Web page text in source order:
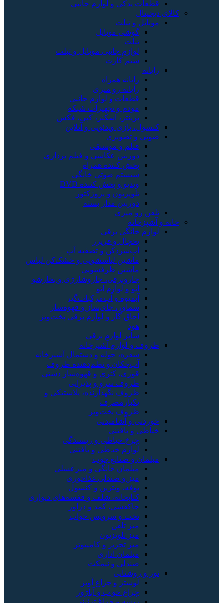
قطعات یدکی و لوازم جانبی
کالای دیجیتال
موبایل و تبلت
گوشی موبایل
تبلت
لوازم جانبی موبایل و تبلت
سیم کارت
رایانه
رایانه همراه
رایانه رو میزی
قطعات و لوازم جانبی
مودم و تجهیزات شبکه
پرینتر، اسکنر، کپی، فکس
کنسول، بازی‌ ویدئویی و آنلاین
صوتی و تصویری
فیلم و موسیقی
دوربین عکاسی و فیلم برداری
پخش کننده همراه
سیستم صوتی خانگی
ویدیو و پخش کننده DVD
تلویزیون و پروژکتور
دوربین مدار بسته
تلفن رو میزی
خانه و آشپزخانه
لوازم خانگی برقی
یخچال و فریزر
آب‌سردکن و تصفیه آب
ماشین لباسشویی و خشک‌کن لباس
ماشین ظرفشویی
جاروبرقی، جاروشارژی و بخارشو
اتو و لوازم اتو
آبمیوه و آب‌مرکبات‌گیر
سماور، چای‌ساز و قهوه‌ساز
اجاق گاز و لوازم برقی پخت‌وپز
هود
سایر لوازم برقی
ظروف و لوازم آشپزخانه
سفره، حوله و دستمال آشپزخانه
آب‌چکان و نظم‌دهنده ظروف
قوری، کتری و قهوه‌ساز دستی
ظروف سرو و پذیرایی
ظروف نگهدارنده، پلاستیکی و
یکبارمصرف
ظروف پخت‌وپز
خوردنی و آشامیدنی
خیاطی و بافتنی
چرخ خیاطی و ریسندگی
لوازم خیاطی و بافتنی
مبلمان و صنایع چوب
مبلمان خانگی و میزعسلی
میز و صندلی غذاخوری
بوفه، ویترین و کنسول
کتابخانه، شلف و قفسه‌های دیواری
جاکفشی، کمد و دراور
تخت و سرویس خواب
میز تلفن
میز تلویزیون
میز تحریر و کامپیوتر
مبلمان اداری
صندلی و نیمکت
نور و روشنایی
لوستر و چراغ آویز
چراغ خواب و آباژور